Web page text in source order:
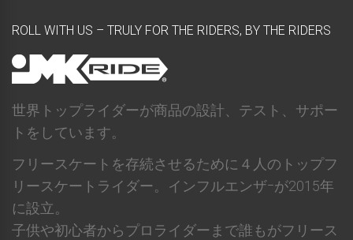
ROLL WITH US – TRULY FOR THE RIDERS, BY THE RIDERS
世界トップライダーが商品の設計、テスト、サポー
トをしています。
フリースケートを存続させるために４人のトップフ
リースケートライダー。インフルエンザｰが2015年
に設立。
子供や初心者からプロライダーまで誰もがフリース